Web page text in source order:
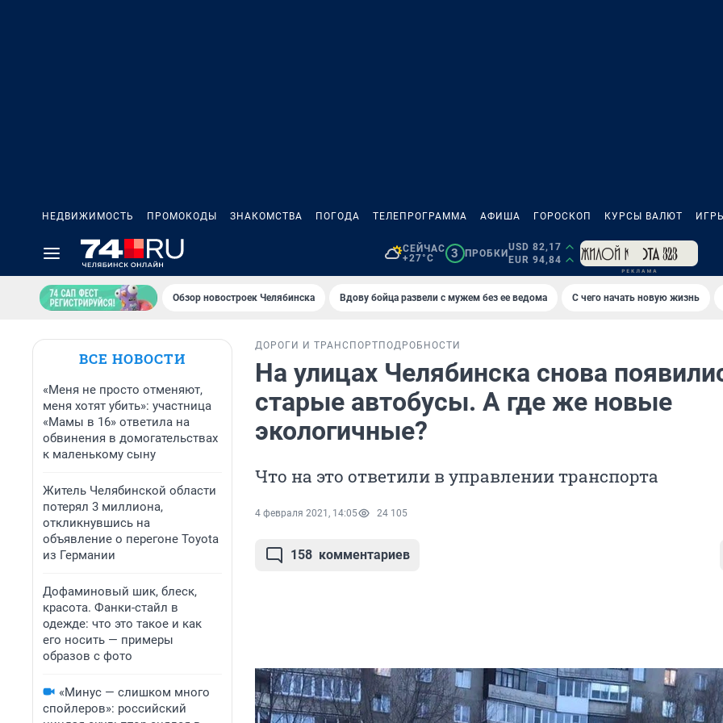
НЕДВИЖИМОСТЬ ПРОМОКОДЫ ЗНАКОМСТВА ПОГОДА ТЕЛЕПРОГРАММА АФИША ГОРОСКОП КУРСЫ ВАЛЮТ
СЕЙЧАС
+27°C
3 ПРОБКИ
USD 82,17
EUR 94,84
Обзор новостроек Челябинска Вдову бойца развели с мужем без ее ведома С чего начать новую жизнь
ВСЕ НОВОСТИ
«Меня не просто отменяют,
меня хотят убить»: участница
«Мамы в 16» ответила на
обвинения в домогательствах
к маленькому сыну
Житель Челябинской области
потерял 3 миллиона,
откликнувшись на
объявление о перегоне Toyota
из Германии
Дофаминовый шик, блеск,
красота. Фанки-стайл в
одежде: что это такое и как
его носить — примеры
образов с фото
«Минус — слишком много
спойлеров»: российский
ДОРОГИ И ТРАНСПОРТ ПОДРОБНОСТИ
На улицах Челябинска снова
старые автобусы. А где же новые
экологичные?
Что на это ответили в управлении транспорта
4 февраля 2021, 14:05 24 105
158 комментариев